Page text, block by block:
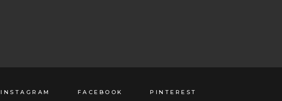
INSTAGRAM FACEBOOK PINTEREST